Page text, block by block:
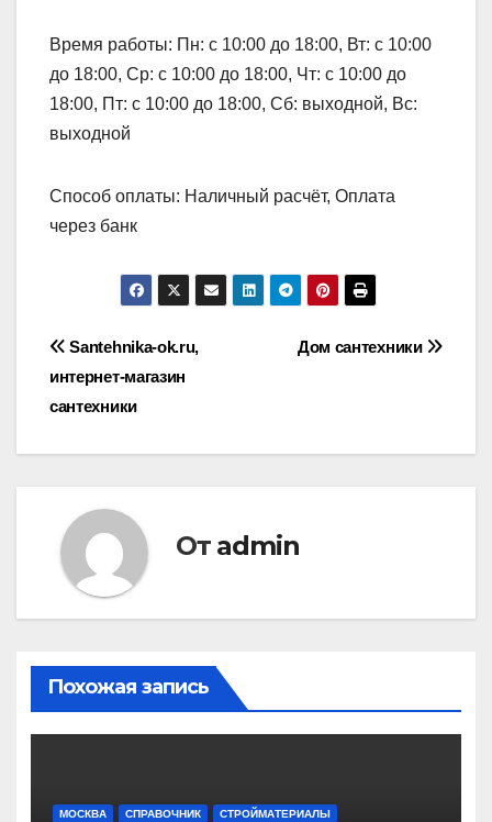
Время работы: Пн: с 10:00 до 18:00, Вт: с 10:00
до 18:00, Ср: с 10:00 до 18:00, Чт: с 10:00 до
18:00, Пт: с 10:00 до 18:00, Сб: выходной, Вс:
выходной
Способ оплаты: Наличный расчёт, Оплата
через банк
Навигация
по
записям
Дом сантехники
Santehnika-ok.ru,
интернет-магазин
сантехники
От admin
Похожая запись
МОСКВА СПРАВОЧНИК СТРОЙМАТЕРИАЛЫ